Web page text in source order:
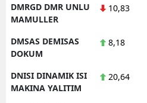
DMRGD DMR UNLU
MAMULLER
10,83
DMSAS DEMISAS
DOKUM
8,18
DNISI DINAMIK ISI
MAKINA YALITIM
20,64